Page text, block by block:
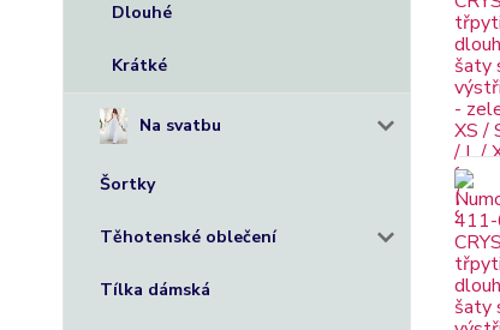
Dlouhé
Krátké
Na svatbu
Šortky
Těhotenské oblečení
Tílka dámská